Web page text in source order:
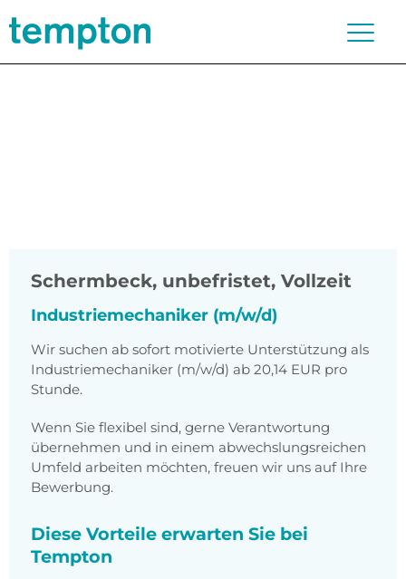
Schermbeck, unbefristet, Vollzeit
Industriemechaniker (m/w/d)
Wir suchen ab sofort motivierte Unterstützung als
Industriemechaniker (m/w/d) ab 20,14 EUR pro
Stunde.
Wenn Sie flexibel sind, gerne Verantwortung
übernehmen und in einem abwechslungsreichen
Umfeld arbeiten möchten, freuen wir uns auf Ihre
Bewerbung.
Diese Vorteile erwarten Sie bei
Tempton